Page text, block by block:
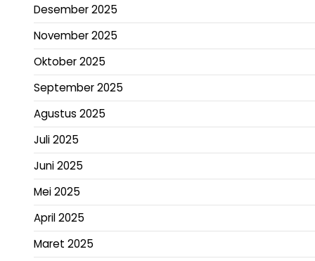
Desember 2025
November 2025
Oktober 2025
September 2025
Agustus 2025
Juli 2025
Juni 2025
Mei 2025
April 2025
Maret 2025